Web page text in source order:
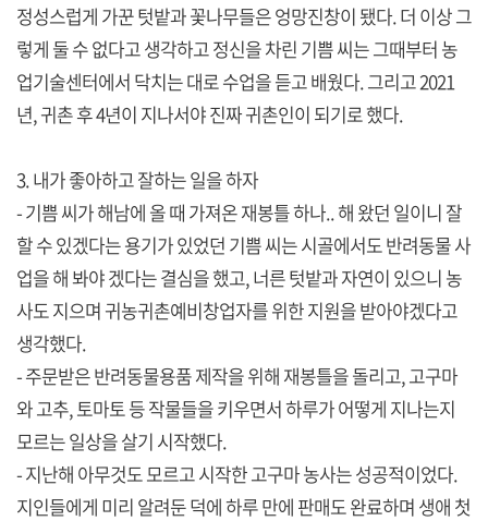
정성스럽게 가꾼 텃밭과 꽃나무들은 엉망진창이 됐다. 더 이상 그
렇게 둘 수 없다고 생각하고 정신을 차린 기쁨 씨는 그때부터 농
업기술센터에서 닥치는 대로 수업을 듣고 배웠다. 그리고 2021
년, 귀촌 후 4년이 지나서야 진짜 귀촌인이 되기로 했다.
3. 내가 좋아하고 잘하는 일을 하자
- 기쁨 씨가 해남에 올 때 가져온 재봉틀 하나.. 해 왔던 일이니 잘
할 수 있겠다는 용기가 있었던 기쁨 씨는 시골에서도 반려동물 사
업을 해 봐야 겠다는 결심을 했고, 너른 텃밭과 자연이 있으니 농
사도 지으며 귀농귀촌예비창업자를 위한 지원을 받아야겠다고
생각했다.
- 주문받은 반려동물용품 제작을 위해 재봉틀을 돌리고, 고구마
와 고추, 토마토 등 작물들을 키우면서 하루가 어떻게 지나는지
모르는 일상을 살기 시작했다.
- 지난해 아무것도 모르고 시작한 고구마 농사는 성공적이었다.
지인들에게 미리 알려둔 덕에 하루 만에 판매도 완료하며 생애 첫